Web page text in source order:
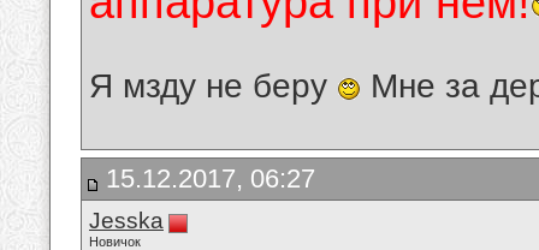
Я мзду не беру Мне за
15.12.2017, 06:27
Jesska
Новичок